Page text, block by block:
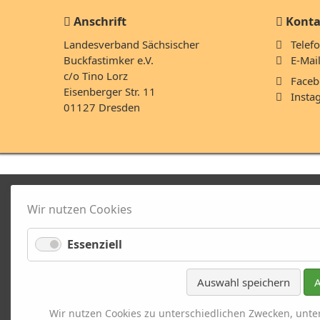
Anschrift
Landesverband Sächsischer
Buckfastimker e.V.
c/o Tino Lorz
Eisenberger Str. 11
01127 Dresden
E-Mail
Wir nutzen Cookies
Essenziell
Auswahl speichern
Wir nutzen Cookies zu unterschiedlichen Zwecken,